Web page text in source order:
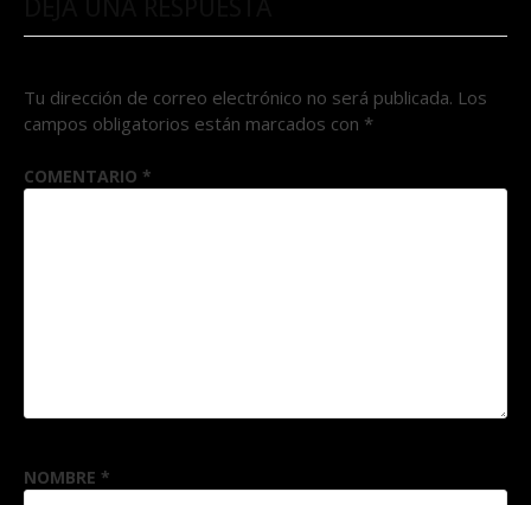
Tu dirección de correo electrónico no será publicada. Los
campos obligatorios están marcados con *
COMENTARIO *
NOMBRE *